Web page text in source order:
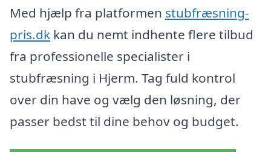
Med hjælp fra platformen stubfræsning-
pris.dk kan du nemt indhente flere tilbud
fra professionelle specialister i
stubfræsning i Hjerm. Tag fuld kontrol
over din have og vælg den løsning, der
passer bedst til dine behov og budget.